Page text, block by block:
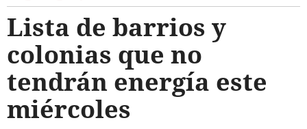
Lista de barrios y
colonias que no
tendrán energía este
miércoles